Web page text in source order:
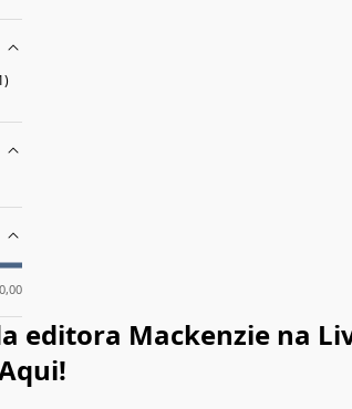
)
editora Mackenzie na